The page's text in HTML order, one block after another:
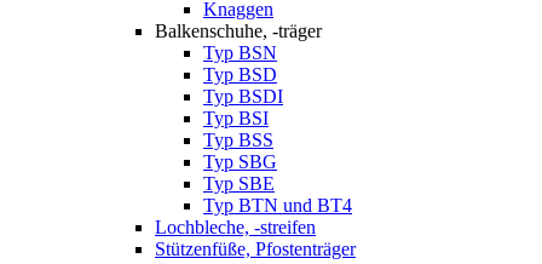
Knaggen
Balkenschuhe, -träger
Typ BSN
Typ BSD
Typ BSDI
Typ BSI
Typ BSS
Typ SBG
Typ SBE
Typ BTN und BT4
Lochbleche, -streifen
Stützenfüße, Pfostenträger